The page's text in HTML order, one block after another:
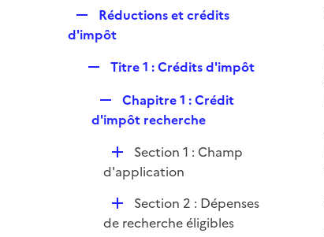
r
e
r
le
l
r
Réductions et crédits
d'impôt
p
l
r
Titre 1 : Crédits d'impôt
e
l
i
e
r
Chapitre 1 : Crédit
d'impôt recherche
D
é
i
Section 1 : Champ
d'application
D
é
Section 2 : Dépenses
de recherche éligibles